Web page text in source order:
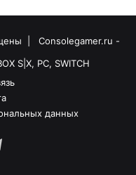
|
Consolegamer.ru -
S|X, PC, SWITCH
данных